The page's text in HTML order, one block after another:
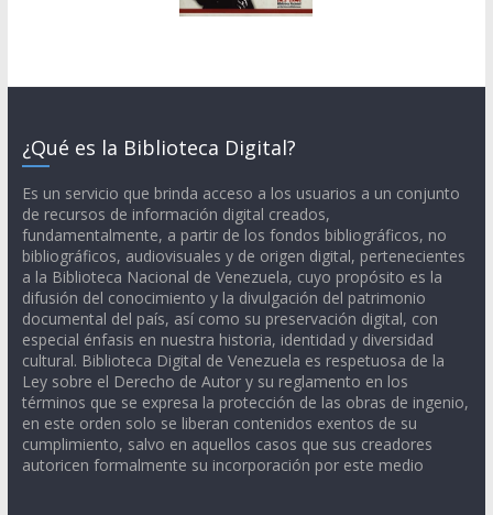
¿Qué es la Biblioteca Digital?
Es un servicio que brinda acceso a los usuarios a un conjunto
de recursos de información digital creados,
fundamentalmente, a partir de los fondos bibliográficos, no
bibliográficos, audiovisuales y de origen digital, pertenecientes
a la Biblioteca Nacional de Venezuela, cuyo propósito es la
difusión del conocimiento y la divulgación del patrimonio
documental del país, así como su preservación digital, con
especial énfasis en nuestra historia, identidad y diversidad
cultural. Biblioteca Digital de Venezuela es respetuosa de la
Ley sobre el Derecho de Autor y su reglamento en los
términos que se expresa la protección de las obras de ingenio,
en este orden solo se liberan contenidos exentos de su
cumplimiento, salvo en aquellos casos que sus creadores
autoricen formalmente su incorporación por este medio